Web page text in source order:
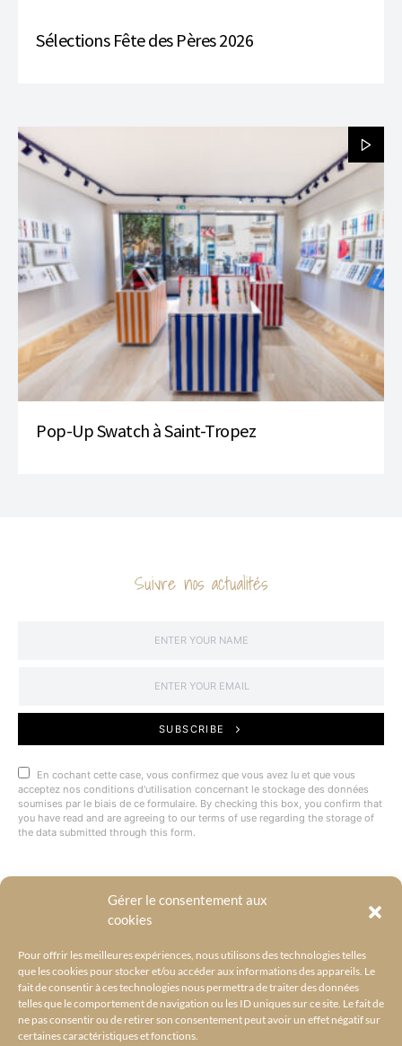
Gérer le consentement aux
cookies
Pour offrir les meilleures expériences, nous utilisons des technologies telles
que les cookies pour stocker et/ou accéder aux informations des appareils. Le
fait de consentir à ces technologies nous permettra de traiter des données
telles que le comportement de navigation ou les ID uniques sur ce site. Le fait de
ne pas consentir ou de retirer son consentement peut avoir un effet négatif sur
certaines caractéristiques et fonctions.
Sélections Fête des Pères 2026
Pop-Up Swatch à Saint-Tropez
Suivre nos actualités
SUBSCRIBE
En cochant cette case, vous confirmez que vous avez lu et que vous
acceptez nos conditions d'utilisation concernant le stockage des données
soumises par le biais de ce formulaire. By checking this box, you confirm that
you have read and are agreeing to our terms of use regarding the storage of
the data submitted through this form.
@BYRACKEL